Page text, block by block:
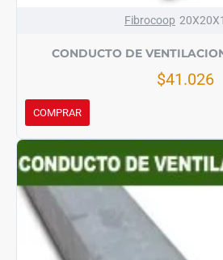
Fibrocoop
CONDUCTO DE
$41.026
COMPRAR